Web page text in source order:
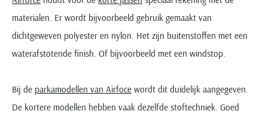
materialen. Er wordt bijvoorbeeld gebruik gemaakt van
dichtgeweven polyester en nylon. Het zijn buitenstoffen met een
waterafstotende finish. Of bijvoorbeeld met een windstop.
Bij de parkamodellen van Airfoce wordt dit duidelijk aangegeven.
De kortere modellen hebben vaak dezelfde stoftechniek. Goed